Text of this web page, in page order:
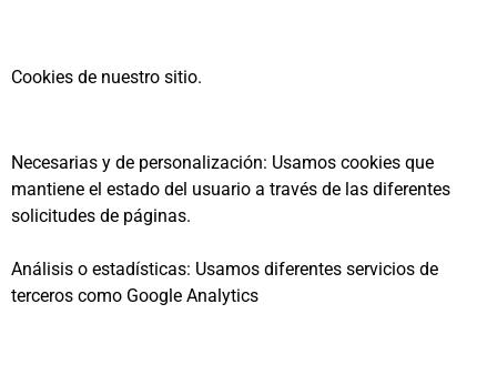
Cookies de nuestro sitio.
Necesarias y de personalización: Usamos cookies que
mantiene el estado del usuario a través de las diferentes
solicitudes de páginas.
Análisis o estadísticas: Usamos diferentes servicios de
terceros como Google Analytics